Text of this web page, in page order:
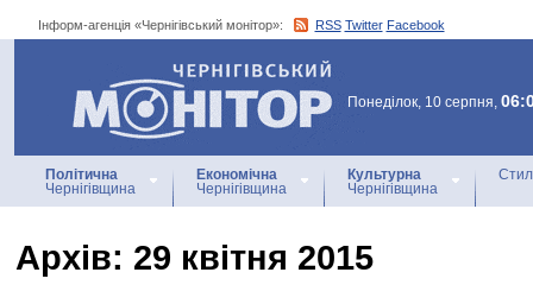
Інформ-агенція «Чернігівський монітор»: RSS Twitter Facebook
Інформ-агенція
«Чернігівський монітор»
Понеділок, 10 серпня,
Політична
Чернігівщина
Економічна
Чернігівщина
Культурна
Чернігівщина
Архiв: 29 квітня 2015